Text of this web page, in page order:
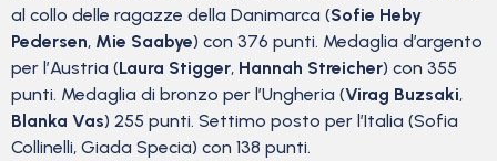
al collo delle ragazze della Danimarca (Sofie Heby
Pedersen, Mie Saabye) con 376 punti. Medaglia d’argento
per l’Austria (Laura Stigger, Hannah Streicher) con 355
punti. Medaglia di bronzo per l’Ungheria (Virag Buzsaki,
Blanka Vas) 255 punti. Settimo posto per l’Italia (Sofia
Collinelli, Giada Specia) con 138 punti.